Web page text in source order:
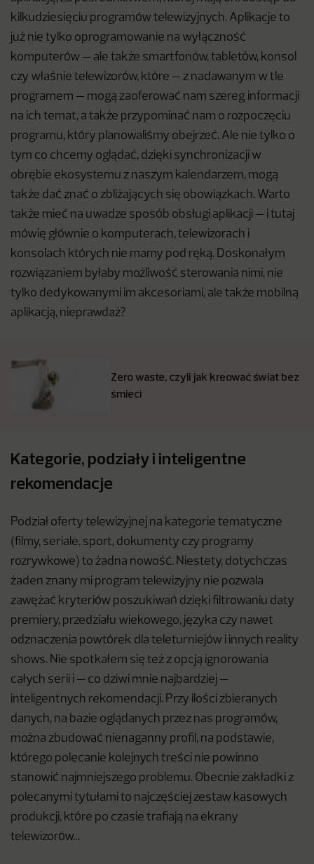
kilkudziesięciu programów telewizyjnych. Aplikacje to
już nie tylko oprogramowanie na wyłączność
komputerów — ale także smartfonów, tabletów, konsol
czy właśnie telewizorów, które — z nadawanym w tle
programem — mogą zaoferować nam szereg informacji
na ich temat, a także przypominać nam o rozpoczęciu
programu, który planowaliśmy obejrzeć. Ale nie tylko o
tym co chcemy oglądać, dzięki synchronizacji w
obrębie ekosystemu z naszym kalendarzem, mogą
także dać znać o zbliżających się obowiązkach. Warto
także mieć na uwadze sposób obsługi aplikacji — i tutaj
mówię głównie o komputerach, telewizorach i
konsolach których nie mamy pod ręką. Doskonałym
rozwiązaniem byłaby możliwość sterowania nimi, nie
tylko dedykowanymi im akcesoriami, ale także mobilną
aplikacją, nieprawdaż?
Zero waste, czyli jak kreować świat bez
śmieci
Kategorie, podziały i inteligentne
rekomendacje
Podział oferty telewizyjnej na kategorie tematyczne
(filmy, seriale, sport, dokumenty czy programy
rozrywkowe) to żadna nowość. Niestety, dotychczas
żaden znany mi program telewizyjny nie pozwala
zawężać kryteriów poszukiwań dzięki filtrowaniu daty
premiery, przedziału wiekowego, języka czy nawet
odznaczenia powtórek dla teleturniejów i innych reality
shows. Nie spotkałem się też z opcją ignorowania
całych serii i — co dziwi mnie najbardziej —
inteligentnych rekomendacji. Przy ilości zbieranych
danych, na bazie oglądanych przez nas programów,
można zbudować nienaganny profil, na podstawie,
którego polecanie kolejnych treści nie powinno
stanowić najmniejszego problemu. Obecnie zakładki z
polecanymi tytułami to najczęściej zestaw kasowych
produkcji, które po czasie trafiają na ekrany
telewizorów…